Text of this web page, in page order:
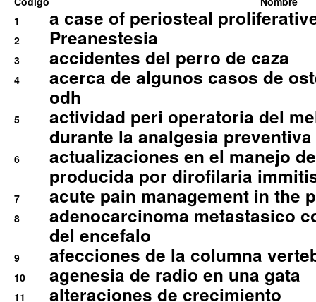
1
a case of periosteal
2 Preanestesia
3 accidentes del perro de caza
4
acerca de algunos casos de
odh
5
actividad peri operatoria del
durante la analgesia
6
actualizaciones en el manejo
producida por dirofilaria
7 acute pain management in the
8
adenocarcinoma metastasico
del encefalo
9 afecciones de la columna
10 agenesia de radio en una gata
11 alteraciones de crecimiento